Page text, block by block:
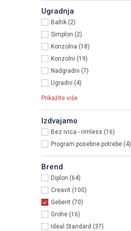
Ugradnja
Baltik (2)
Simplon (2)
Konzolna (18)
Konzolni (19)
Nadgradni (7)
Ugradni (4)
Prikažite više
Izdvajamo
Bez ivica - rimless (16)
Program posebne potrebe (4)
Brend
Diplon (64)
Creavit (100)
Geberit (70)
Grohe (16)
Ideal Standard (37)